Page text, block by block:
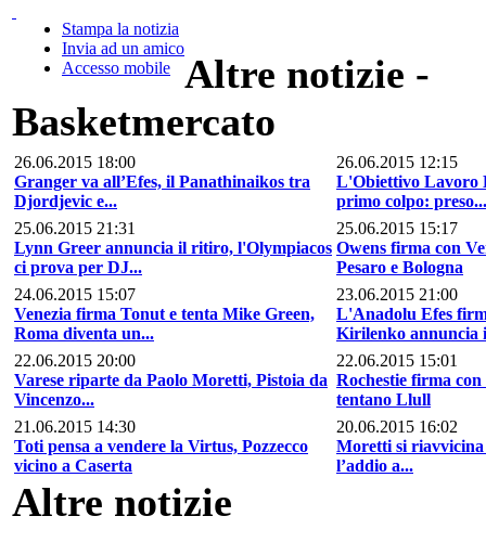
Stampa la notizia
Invia ad un amico
Accesso mobile
Altre notizie -
Basketmercato
26.06.2015 18:00
Granger va all’Efes, il Panathinaikos tra
Djordjevic e...
26.06.2015 12:15
L'Obiettivo Lavoro
primo colpo: preso...
25.06.2015 21:31
Lynn Greer annuncia il ritiro, l'Olympiacos
ci prova per DJ...
25.06.2015 15:17
Owens firma con
Pesaro e Bologna
24.06.2015 15:07
Venezia firma Tonut e tenta Mike Green,
Roma diventa un...
23.06.2015 21:00
L'Anadolu Efes
Kirilenko annuncia
22.06.2015 20:00
Varese riparte da Paolo Moretti, Pistoia da
Vincenzo...
22.06.2015 15:01
Rochestie firma
tentano Llull
21.06.2015 14:30
Toti pensa a vendere la Virtus, Pozzecco
vicino a Caserta
20.06.2015 16:02
Moretti si riavvicina
l’addio a...
Altre notizie